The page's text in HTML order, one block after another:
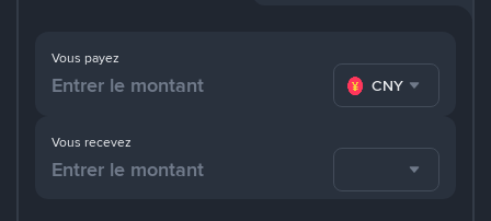
Vous payez
CNY
Vous recevez